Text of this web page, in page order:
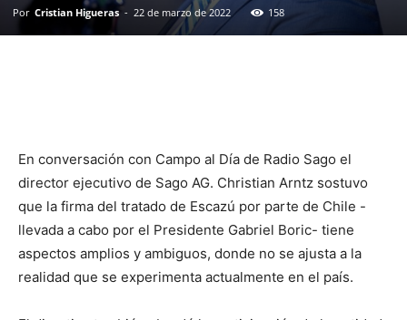
Por Cristian Higueras - 22 de marzo de 2022 158
En conversación con Campo al Día de Radio Sago el
director ejecutivo de Sago AG. Christian Arntz sostuvo
que la firma del tratado de Escazú por parte de Chile -
llevada a cabo por el Presidente Gabriel Boric- tiene
aspectos amplios y ambiguos, donde no se ajusta a la
realidad que se experimenta actualmente en el país.